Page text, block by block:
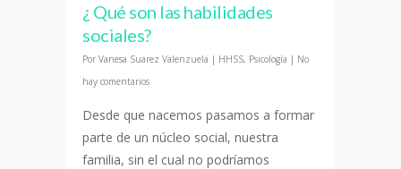
¿ Qué son las habilidades
sociales?
Por Vanesa Suarez Valenzuela | HHSS, Psicología | No
hay comentarios
Desde que nacemos pasamos a formar
parte de un núcleo social, nuestra
familia, sin el cual no podríamos